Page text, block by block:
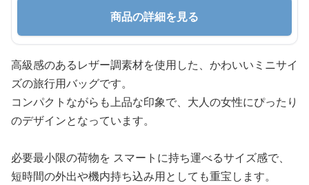
商品の詳細を見る
高級感のあるレザー調素材を使用した、かわいいミニサイ
ズの旅行用バッグです。
コンパクトながらも上品な印象で、大人の女性にぴったり
のデザインとなっています。
必要最小限の荷物を スマートに持ち運べるサイズ感で、
短時間の外出や機内持ち込み用としても重宝します。